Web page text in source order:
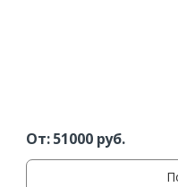
От:51000руб.